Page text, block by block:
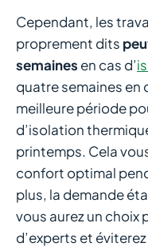
достигают таких
началом игры? В этой
удачных российских
миллионерами
немного удачи.
больших выигрышей?
À lire
Vous faites
thermique ?
Cependant, les
proprement dits
semaines en cas d’
quatre semaines en
meilleure période
d’isolation
printemps. Cela
confort optimal
plus, la demande
vous aurez un choix
d’experts et